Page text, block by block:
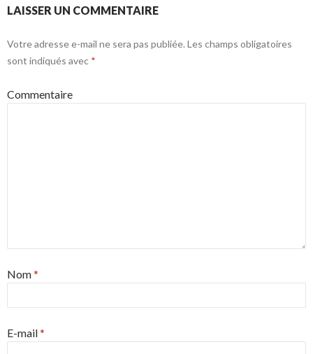
LAISSER UN COMMENTAIRE
Votre adresse e-mail ne sera pas publiée. Les champs obligatoires
sont indiqués avec *
Commentaire
Nom*
E-mail*